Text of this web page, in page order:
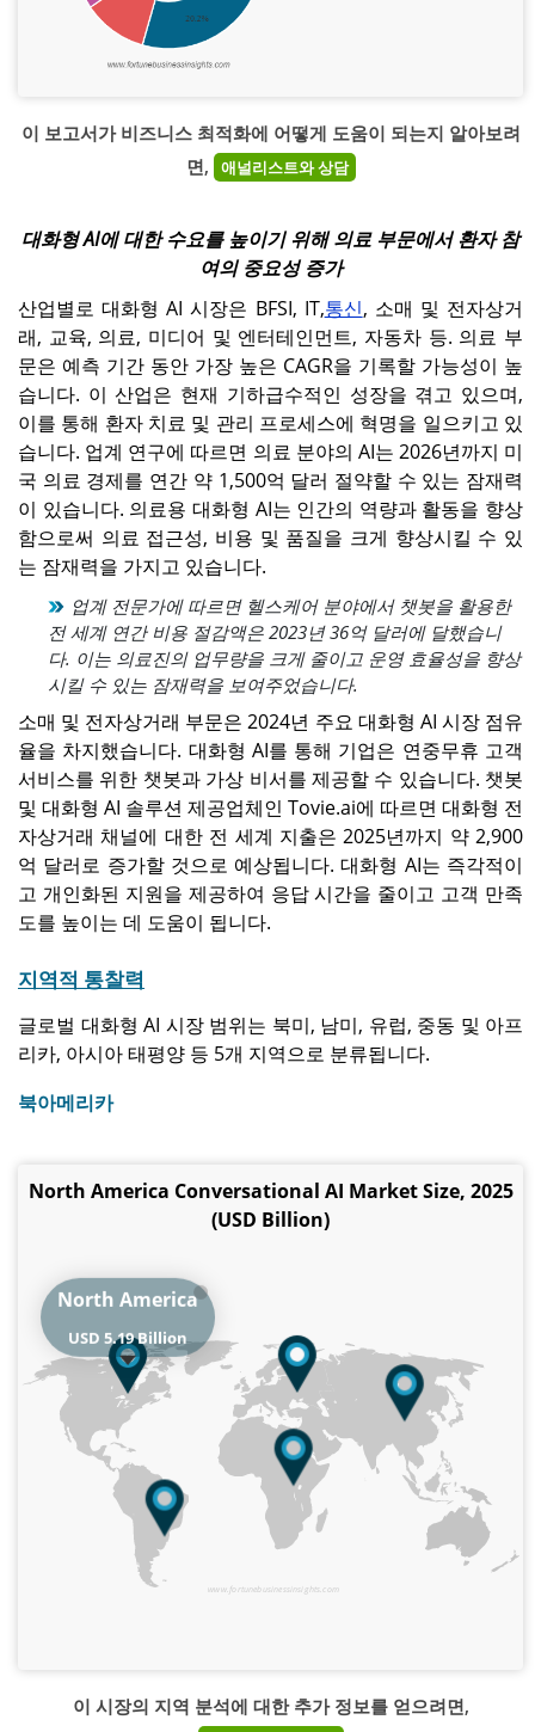
이 보고서가 비즈니스 최적화에 어떻게 도움이 되는지 알아보려
면,
애널리스트와 상담
대화형 AI에 대한 수요를 높이기 위해 의료 부문에서 환자 참
여의 중요성 증가
산업별로 대화형 AI 시장은 BFSI, IT,통신, 소매 및 전자상거
래, 교육, 의료, 미디어 및 엔터테인먼트, 자동차 등. 의료 부
문은 예측 기간 동안 가장 높은 CAGR을 기록할 가능성이 높
습니다. 이 산업은 현재 기하급수적인 성장을 겪고 있으며,
이를 통해 환자 치료 및 관리 프로세스에 혁명을 일으키고 있
습니다. 업계 연구에 따르면 의료 분야의 AI는 2026년까지 미
국 의료 경제를 연간 약 1,500억 달러 절약할 수 있는 잠재력
이 있습니다. 의료용 대화형 AI는 인간의 역량과 활동을 향상
함으로써 의료 접근성, 비용 및 품질을 크게 향상시킬 수 있
는 잠재력을 가지고 있습니다.
업계 전문가에 따르면 헬스케어 분야에서 챗봇을 활용한
전 세계 연간 비용 절감액은 2023년 36억 달러에 달했습니
다. 이는 의료진의 업무량을 크게 줄이고 운영 효율성을 향상
시킬 수 있는 잠재력을 보여주었습니다.
소매 및 전자상거래 부문은 2024년 주요 대화형 AI 시장 점유
율을 차지했습니다. 대화형 AI를 통해 기업은 연중무휴 고객
서비스를 위한 챗봇과 가상 비서를 제공할 수 있습니다. 챗봇
및 대화형 AI 솔루션 제공업체인 Tovie.ai에 따르면 대화형 전
자상거래 채널에 대한 전 세계 지출은 2025년까지 약 2,900
억 달러로 증가할 것으로 예상됩니다. 대화형 AI는 즉각적이
고 개인화된 지원을 제공하여 응답 시간을 줄이고 고객 만족
도를 높이는 데 도움이 됩니다.
지역적 통찰력
글로벌 대화형 AI 시장 범위는 북미, 남미, 유럽, 중동 및 아프
리카, 아시아 태평양 등 5개 지역으로 분류됩니다.
북아메리카
North America Conversational AI Market Size, 2025
(USD Billion)
www.fortunebusinessinsights.com
North America
USD 5.19 Billion
이 시장의 지역 분석에 대한 추가 정보를 얻으려면,